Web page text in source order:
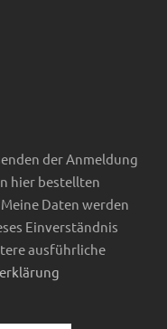
der Anmeldung
hier bestellten
Daten werden
Einverständnis
ausführliche